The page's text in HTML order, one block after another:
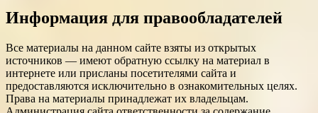
Информация для правообладателей
Все материалы на данном сайте взяты из открытых
источников — имеют обратную ссылку на материал в
интернете или присланы посетителями сайта и
предоставляются исключительно в ознакомительных целях.
Права на материалы принадлежат их владельцам.